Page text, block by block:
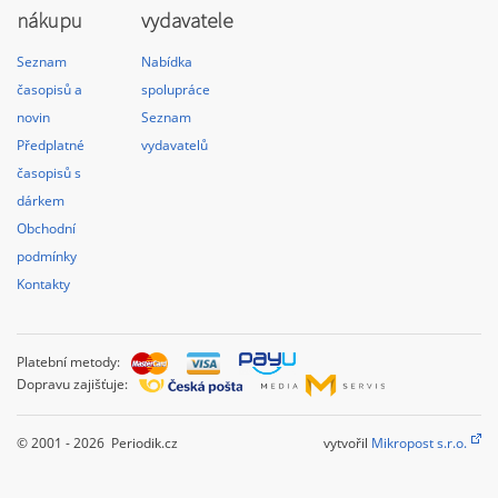
nákupu
Seznam
časopisů a
novin
Předplatné
časopisů s
dárkem
Obchodní
podmínky
Kontakty
vydavatele
Nabídka
spolupráce
Seznam
vydavatelů
Platební metody:
Dopravu zajišťuje:
© 2001 - 2026 Periodik.cz vytvořil Mikropost s.r.o.